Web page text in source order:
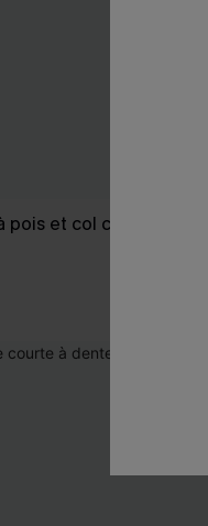
pois et col chemise